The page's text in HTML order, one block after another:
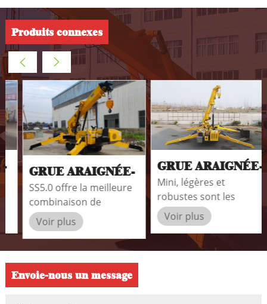
Produits connexes
GRUE ARAIGNÉE-
SS5.0
SS5.0 offre la meilleure
combinaison de
flexibilité de travail et de
capacité de levage de
Voir plus
GRUE ARAIGNÉE-
SS1.0
Mini, légères et
robustes sont les
différences entre les
grues araignées
SEVENCRANE SS1.0 et
les grandes grues
Voir plus
Envoie-nous un message